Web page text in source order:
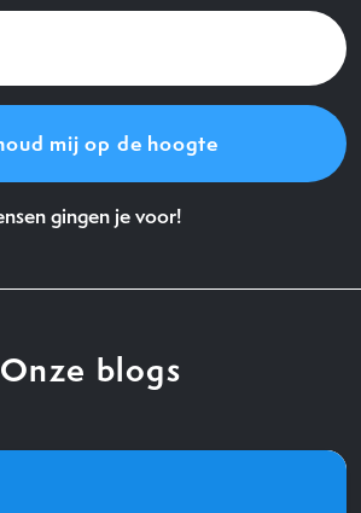
gingen je voor!
Onze blogs